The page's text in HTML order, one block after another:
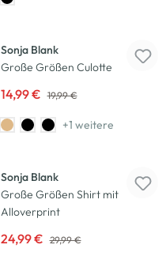
Sonja Blank
Große Größen Culotte
14,99 € 19,99 €
+1 weitere
Sonja Blank
Große Größen Shirt mit
Alloverprint
24,99 € 29,99 €